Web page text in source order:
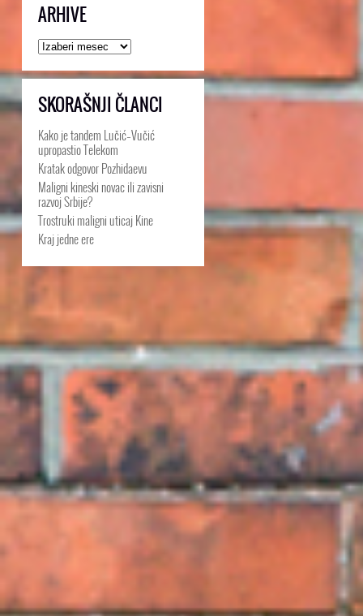
ARHIVE
Arhive
SKORAŠNJI ČLANCI
Kako je tandem Lučić–Vučić
upropastio Telekom
Kratak odgovor Pozhidaevu
Maligni kineski novac ili zavisni
razvoj Srbije?
Trostruki maligni uticaj Kine
Kraj jedne ere